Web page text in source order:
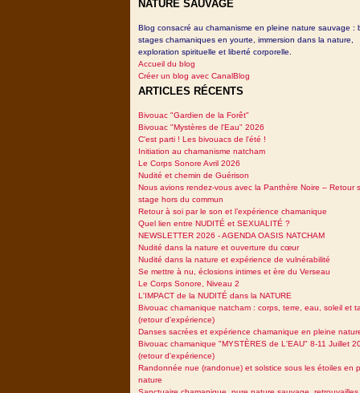
NATURE SAUVAGE
Blog consacré au chamanisme en pleine nature sauvage :
stages chamaniques en yourte, immersion dans la nature,
exploration spirituelle et liberté corporelle.
Accueil du blog
Créer un blog avec CanalBlog
ARTICLES RÉCENTS
Bivouac "Gardien de la Forêt"
Bivouac "Mystères de l'Eau" 2026
C'est parti ! Les bivouacs de l'été !
Initiation au chamanisme natcham
Le Corps Sonore Avril 2026
Nudité et chemin de Guérison
Nous avions rendez-vous avec la Panthère Noire – Retour
stage hors du commun
Retour à soi par le son et l’expérience chamanique
Quel lien entre NUDITÉ et SEXUALITÉ ?
NEWSLETTER 2026 - AGENDA OASIS NATCHAM
Nudité dans la nature et ouverture du cœur
Nudité dans la nature et expérience de vulnérabilité
Se mettre à nu, éclosions intimes et ère du Verseau
Le Corps Sonore, Niveau 2
L'IMPACT de la NUDITÉ dans la NATURE
Bivouac chamanique natcham : corps, terre, eau, soleil et
(retour d'expérience)
Danses sacrées et expérience chamanique en pleine
Bivouac chamanique "MYSTÈRES de L'EAU" 8-11 Juillet
(retour d'expérience)
Randonnée nue (randonue) et solstice sous les étoiles en
nature